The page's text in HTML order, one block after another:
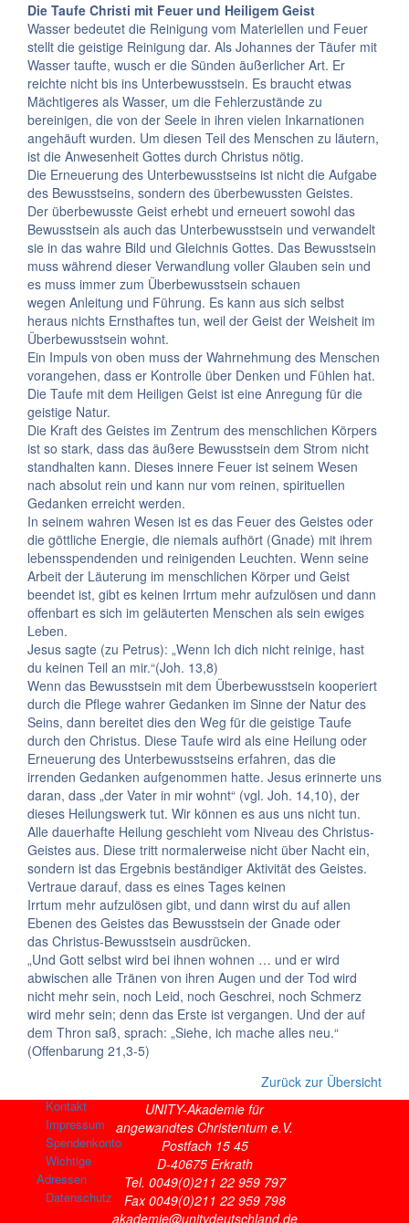
UNITY-Akademie für
angewandtes Christentum e.V.
Postfach 15 45
D-40675 Erkrath
Tel. 0049(0)211 22 959 797
Fax 0049(0)211 22 959 798
akademie@unitydeutschland.de
Kontakt
Impressum
Spendenkonto
Wichtige
Adressen
Datenschutz
Die Taufe Christi mit Feuer und Heiligem Geist
Wasser bedeutet die Reinigung vom Materiellen und Feuer
stellt die geistige Reinigung dar. Als Johannes der Täufer mit
Wasser taufte, wusch er die Sünden äußerlicher Art. Er
reichte nicht bis ins Unterbewusstsein. Es braucht etwas
Mächtigeres als Wasser, um die Fehlerzustände zu
bereinigen, die von der Seele in ihren vielen Inkarnationen
angehäuft wurden. Um diesen Teil des Menschen zu läutern,
ist die Anwesenheit Gottes durch Christus nötig.
Die Erneuerung des Unterbewusstseins ist nicht die Aufgabe
des Bewusstseins, sondern des überbewussten Geistes.
Der überbewusste Geist erhebt und erneuert sowohl das
Bewusstsein als auch das Unterbewusstsein und verwandelt
sie in das wahre Bild und Gleichnis Gottes. Das Bewusstsein
muss während dieser Verwandlung voller Glauben sein und
es muss immer zum Überbewusstsein schauen
wegen Anleitung und Führung. Es kann aus sich selbst
heraus nichts Ernsthaftes tun, weil der Geist der Weisheit im
Überbewusstsein wohnt.
Ein Impuls von oben muss der Wahrnehmung des Menschen
vorangehen, dass er Kontrolle über Denken und Fühlen hat.
Die Taufe mit dem Heiligen Geist ist eine Anregung für die
geistige Natur.
Die Kraft des Geistes im Zentrum des menschlichen Körpers
ist so stark, dass das äußere Bewusstsein dem Strom nicht
standhalten kann. Dieses innere Feuer ist seinem Wesen
nach absolut rein und kann nur vom reinen, spirituellen
Gedanken erreicht werden.
In seinem wahren Wesen ist es das Feuer des Geistes oder
die göttliche Energie, die niemals aufhört (Gnade) mit ihrem
lebensspendenden und reinigenden Leuchten. Wenn seine
Arbeit der Läuterung im menschlichen Körper und Geist
beendet ist, gibt es keinen Irrtum mehr aufzulösen und dann
offenbart es sich im geläuterten Menschen als sein ewiges
Leben.
Jesus sagte (zu Petrus): „Wenn Ich dich nicht reinige, hast
du keinen Teil an mir.“(Joh. 13,8)
Wenn das Bewusstsein mit dem Überbewusstsein kooperiert
durch die Pflege wahrer Gedanken im Sinne der Natur des
Seins, dann bereitet dies den Weg für die geistige Taufe
durch den Christus. Diese Taufe wird als eine Heilung oder
Erneuerung des Unterbewusstseins erfahren, das die
irrenden Gedanken aufgenommen hatte. Jesus erinnerte uns
daran, dass „der Vater in mir wohnt“ (vgl. Joh. 14,10), der
dieses Heilungswerk tut. Wir können es aus uns nicht tun.
Alle dauerhafte Heilung geschieht vom Niveau des Christus-
Geistes aus. Diese tritt normalerweise nicht über Nacht ein,
sondern ist das Ergebnis beständiger Aktivität des Geistes.
Vertraue darauf, dass es eines Tages keinen
Irrtum mehr aufzulösen gibt, und dann wirst du auf allen
Ebenen des Geistes das Bewusstsein der Gnade oder
das Christus-Bewusstsein ausdrücken.
„Und Gott selbst wird bei ihnen wohnen … und er wird
abwischen alle Tränen von ihren Augen und der Tod wird
nicht mehr sein, noch Leid, noch Geschrei, noch Schmerz
wird mehr sein; denn das Erste ist vergangen. Und der auf
dem Thron saß, sprach: „Siehe, ich mache alles neu.“
(Offenbarung 21,3-5)
Zurück zur Übersicht